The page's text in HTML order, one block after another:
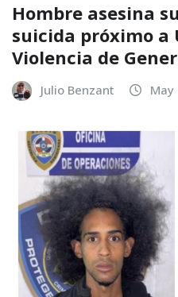
Hombre asesina
suicida próximo a
Violencia de
Julio Benzant May